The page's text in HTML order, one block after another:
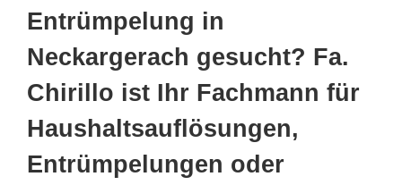
Entrümpelung in
Neckargerach gesucht? Fa.
Chirillo ist Ihr Fachmann für
Haushaltsauflösungen,
Entrümpelungen oder